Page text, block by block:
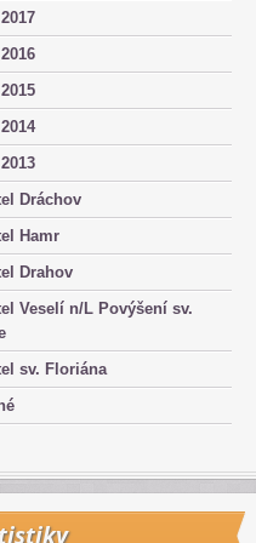
Dráchov
Hamr
Drahov
Veselí n/L Povýšení sv.
sv. Floriána